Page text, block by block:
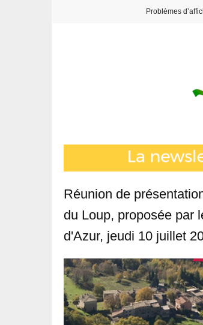
Problèmes
Réunion de
du Loup, proposée par
d'Azur, jeudi 10 juillet